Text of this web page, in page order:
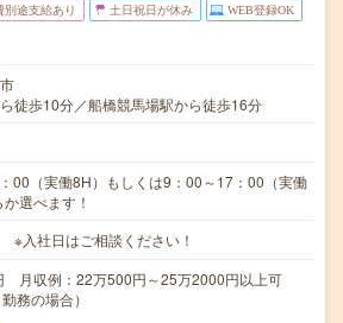
別途支給あり 土日祝日が休み WEB登録OK
徒歩10分／船橋競馬場駅から徒歩16分
00（実働8H）もしくは9：00～17：00（実働
選べます！
※入社日はご相談ください！
月収例：22万500円～25万2000円以上可
務の場合）